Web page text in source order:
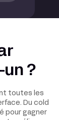
un ?
toutes les
Du cold
pour gagner